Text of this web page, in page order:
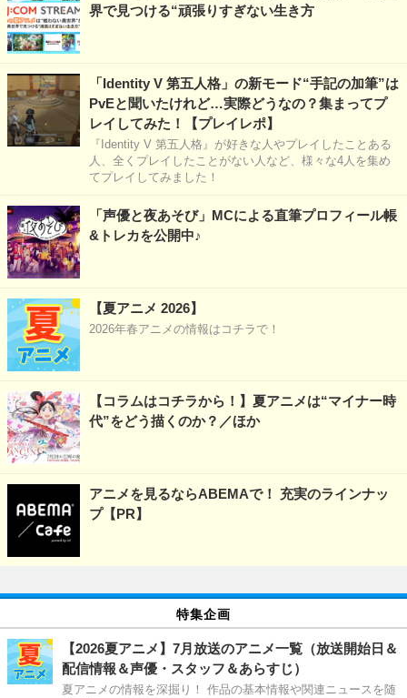
界で見つける“頑張りすぎない生き方
「Identity V 第五人格」の新モード“手記の加筆”は
PvEと聞いたけれど…実際どうなの？集まってプ
レイしてみた！【プレイレポ】
『Identity V 第五人格』が好きな人やプレイしたことある
人、全くプレイしたことがない人など、様々な4人を集め
てプレイしてみました！
「声優と夜あそび」MCによる直筆プロフィール帳
&トレカを公開中♪
【夏アニメ 2026】
2026年春アニメの情報はコチラで！
【コラムはコチラから！】夏アニメは“マイナー時
代”をどう描くのか？／ほか
アニメを見るならABEMAで！ 充実のラインナッ
プ【PR】
特集企画
【2026夏アニメ】7月放送のアニメ一覧（放送開始日＆
配信情報＆声優・スタッフ＆あらすじ）
夏アニメの情報を深掘り！ 作品の基本情報や関連ニュースを随